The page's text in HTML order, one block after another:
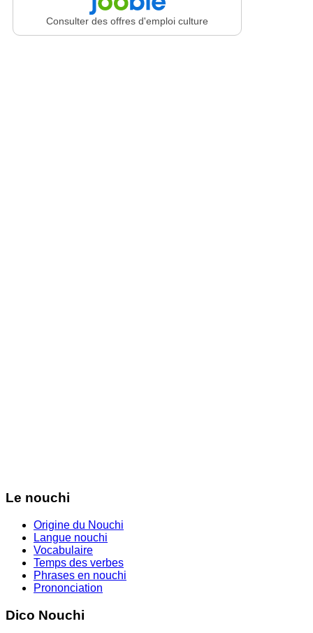
Consulter des offres d'emploi culture
Le nouchi
Origine du Nouchi
Langue nouchi
Vocabulaire
Temps des verbes
Phrases en nouchi
Prononciation
Dico Nouchi